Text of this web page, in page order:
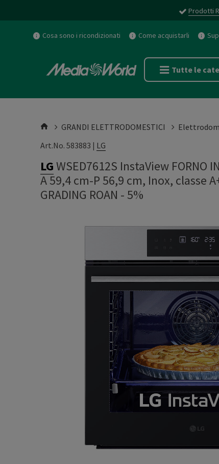
Prodotti
Cosa sono i ricondizionati Come acquistarli
Tutte le
GRANDI ELETTRODOMESTICI
Art.No. 583883 | LG
LGWSED7612S InstaView FORNO
A 59,4 cm-P 56,9 cm, Inox, classe
GRADING ROAN - 5%